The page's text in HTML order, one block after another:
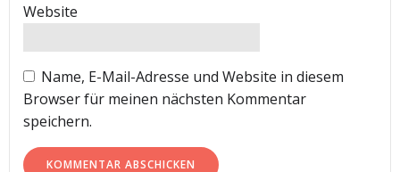
Website
Name, E-Mail-Adresse und Website in diesem
Browser für meinen nächsten Kommentar
speichern.